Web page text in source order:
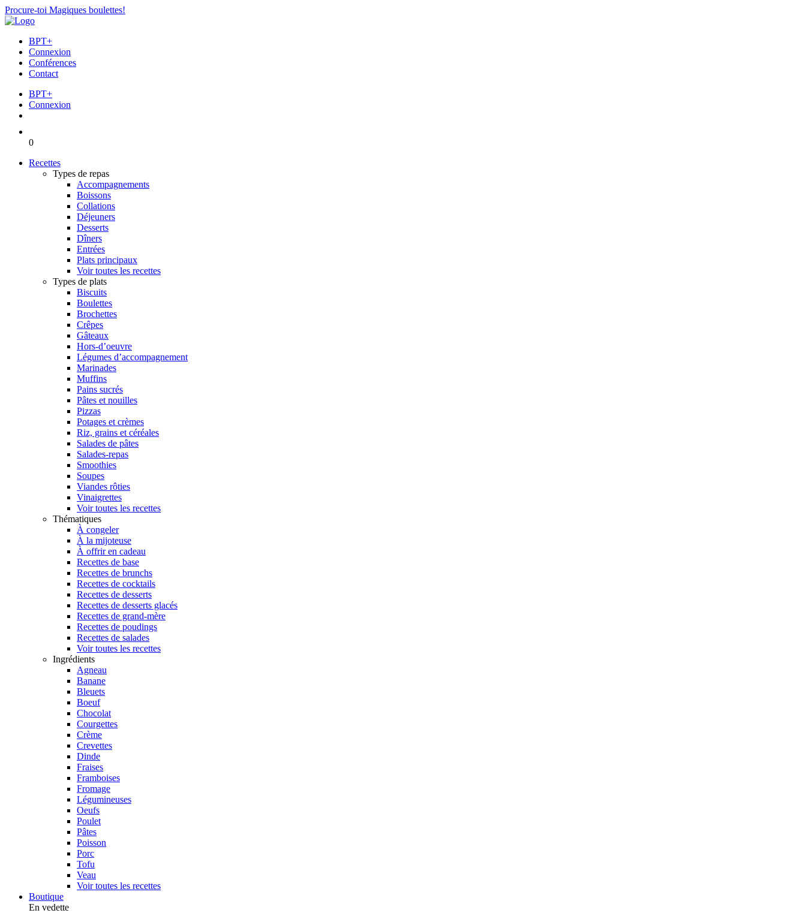
Procure-toi Magiques boulettes!
BPT+
Connexion
Conférences
Contact
BPT+
Connexion
0
Recettes
Types de repas
Accompagnements
Boissons
Collations
Déjeuners
Desserts
Dîners
Entrées
Plats principaux
Voir toutes les recettes
Types de plats
Biscuits
Boulettes
Brochettes
Crêpes
Gâteaux
Hors-d’oeuvre
Légumes d’accompagnement
Marinades
Muffins
Pains sucrés
Pâtes et nouilles
Pizzas
Potages et crèmes
Riz, grains et céréales
Salades de pâtes
Salades-repas
Smoothies
Soupes
Viandes rôties
Vinaigrettes
Voir toutes les recettes
Thématiques
À congeler
À la mijoteuse
À offrir en cadeau
Recettes de base
Recettes de brunchs
Recettes de cocktails
Recettes de desserts
Recettes de desserts glacés
Recettes de grand-mère
Recettes de poudings
Recettes de salades
Voir toutes les recettes
Ingrédients
Agneau
Banane
Bleuets
Boeuf
Chocolat
Courgettes
Crème
Crevettes
Dinde
Fraises
Framboises
Fromage
Légumineuses
Oeufs
Poulet
Pâtes
Poisson
Porc
Tofu
Veau
Voir toutes les recettes
Boutique
En vedette